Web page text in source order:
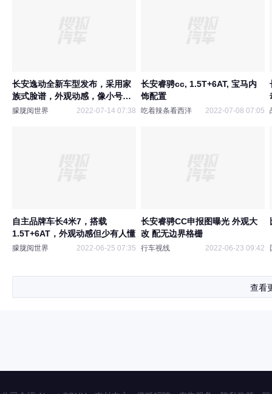
长安逸动全新车型发布，采用家
族式脸谱，外观动感，像小号睿
骋CC
朦胧阅世界 2022-07-14 07:38
长安睿骋cc, 1.5T+6AT, 宝马内
饰配置
吃着辣条看西洋 2022-07-08 07:05
自主品牌车长4米7，搭载
1.5T+6AT，外观动感但少有人懂
朦胧阅世界 2022-06-25 07:35
长安睿骋CC申报图曝光 外观大
改 配无边界格栅
行车视线 2022-06-23 09:42
查看